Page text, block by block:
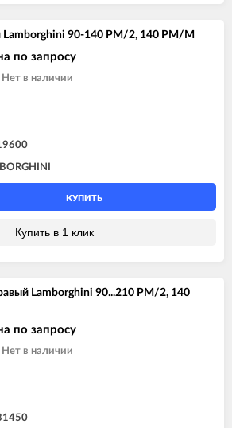
Lamborghini 90-140 PM/2, 140 PM/M
по запросу
Нет в наличии
КУПИТЬ
Купить в 1 клик
Lamborghini 90...210 PM/2, 140
по запросу
Нет в наличии